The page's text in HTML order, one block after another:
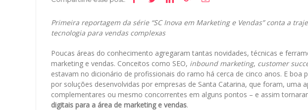
Primeira reportagem da série “SC Inova em Marketing e Vendas” conta a
tecnologia para vendas complexas
Poucas áreas do conhecimento agregaram tantas novidades, técnicas e
marketing e vendas. Conceitos como SEO, inbound marketing, customer
estavam no dicionário de profissionais do ramo há cerca de cinco anos. E boa
por soluções desenvolvidas por empresas de Santa Catarina, que foram, uma
complementares ou mesmo concorrentes em alguns pontos – e assim
digitais para a área de marketing e vendas.